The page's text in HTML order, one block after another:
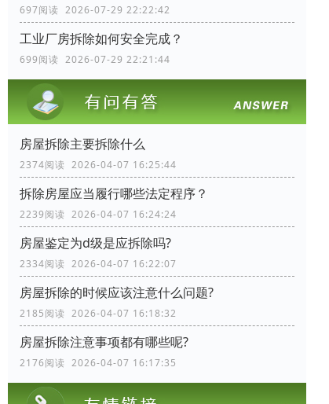
697阅读 2026-07-29 22:22:42
工业厂房拆除如何安全完成？
699阅读 2026-07-29 22:21:44
房屋拆除主要拆除什么
2374阅读 2026-04-07 16:25:44
拆除房屋应当履行哪些法定程序？
2239阅读 2026-04-07 16:24:24
房屋鉴定为d级是应拆除吗?
2334阅读 2026-04-07 16:22:07
房屋拆除的时候应该注意什么问题?
2185阅读 2026-04-07 16:18:32
房屋拆除注意事项都有哪些呢?
2176阅读 2026-04-07 16:17:35